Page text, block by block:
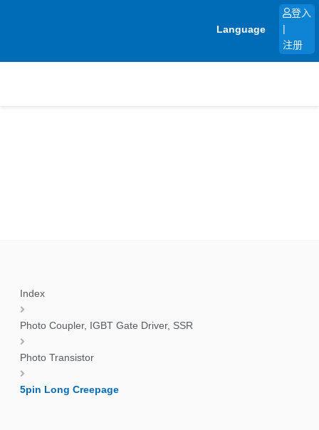
Language
登入
注册
Index
Photo Coupler, IGBT Gate Driver, SSR
Photo Transistor
5pin Long Creepage